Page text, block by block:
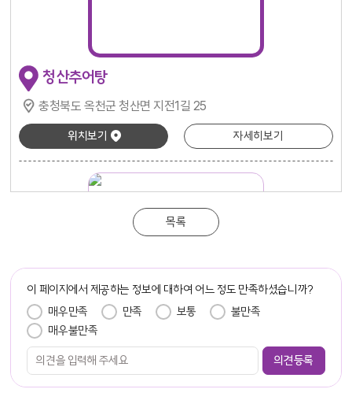
청산추어탕
충청북도 옥천군 청산면 지전1길 25
위치보기
자세히보기
2 금강집
충청북도 옥천군 청산면 지전1길 23
위치보기
자세히보기
목록
이 페이지에서 제공하는 정보에 대하여 어느 정도 만족하셨습니까?
매우만족 만족 보통
불만족
매우불만족